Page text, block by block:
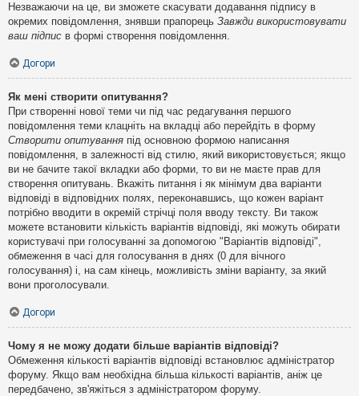
Незважаючи на це, ви зможете скасувати додавання підпису в
окремих повідомлення, знявши прапорець Завжди використовувати
ваш підпис в формі створення повідомлення.
Догори
Як мені створити опитування?
При створенні нової теми чи під час редагування першого
повідомлення теми клацніть на вкладці або перейдіть в форму
Створити опитування під основною формою написання
повідомлення, в залежності від стилю, який використовується; якщо
ви не бачите такої вкладки або форми, то ви не маєте прав для
створення опитувань. Вкажіть питання і як мінімум два варіанти
відповіді в відповідних полях, переконавшись, що кожен варіант
потрібно вводити в окремій стрічці поля вводу тексту. Ви також
можете встановити кількість варіантів відповіді, які можуть обирати
користувачі при голосуванні за допомогою "Варіантів відповіді",
обмеження в часі для голосування в днях (0 для вічного
голосування) і, на сам кінець, можливість зміни варіанту, за який
вони проголосували.
Догори
Чому я не можу додати більше варіантів відповіді?
Обмеження кількості варіантів відповіді встановлює адміністратор
форуму. Якщо вам необхідна більша кількості варіантів, аніж це
передбачено, зв'яжіться з адміністратором форуму.